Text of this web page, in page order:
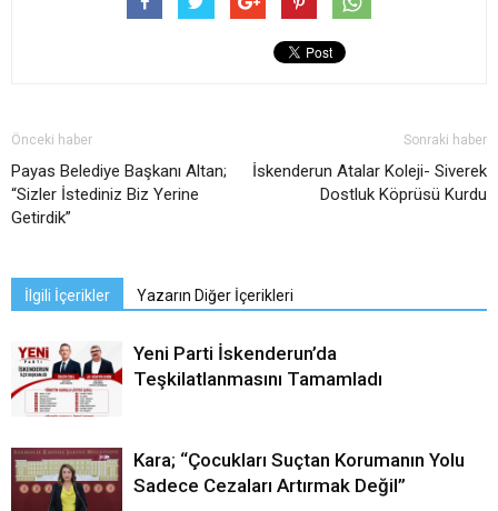
Önceki haber
Payas Belediye Başkanı Altan;
“Sizler İstediniz Biz Yerine
Getirdik”
Sonraki haber
İskenderun Atalar Koleji- Siverek
Dostluk Köprüsü Kurdu
İlgili İçerikler Yazarın Diğer İçerikleri
Yeni Parti İskenderun’da
Teşkilatlanmasını Tamamladı
Kara; “Çocukları Suçtan Korumanın Yolu
Sadece Cezaları Artırmak Değil”